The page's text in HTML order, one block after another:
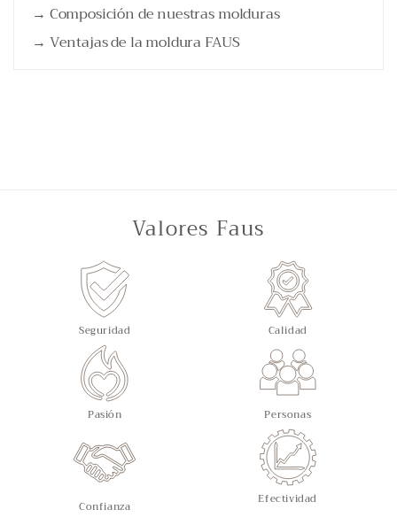
→ Composición de nuestras molduras
→ Ventajas de la moldura FAUS
Valores Faus
Seguridad Calidad
Pasión Personas
Confianza Efectividad